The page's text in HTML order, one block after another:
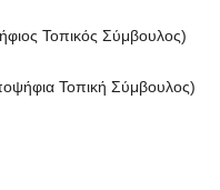
Τοπικός Σύμβουλος)
Τοπική Σύμβουλος)